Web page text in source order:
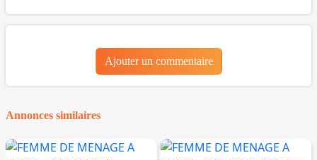
Ajouter un commentaire
Annonces similaires